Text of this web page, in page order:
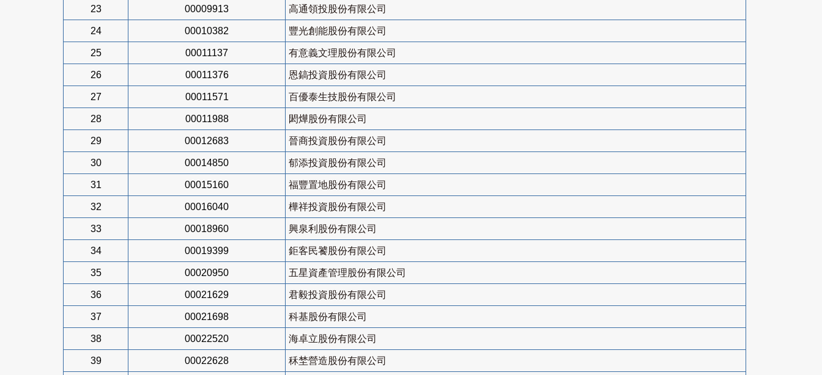
23 00009913 高通領投股份有限公司
24 00010382 豐光創能股份有限公司
25 00011137 有意義文理股份有限公司
26 00011376 恩鎬投資股份有限公司
27 00011571 百優泰生技股份有限公司
28 00011988 閎燁股份有限公司
29 00012683 晉商投資股份有限公司
30 00014850 郁添投資股份有限公司
31 00015160 福豐置地股份有限公司
32 00016040 樺祥投資股份有限公司
33 00018960 興泉利股份有限公司
34 00019399 鉅客民饕股份有限公司
35 00020950 五星資產管理股份有限公司
36 00021629 君毅投資股份有限公司
37 00021698 科基股份有限公司
38 00022520 海卓立股份有限公司
39 00022628 秝埜營造股份有限公司